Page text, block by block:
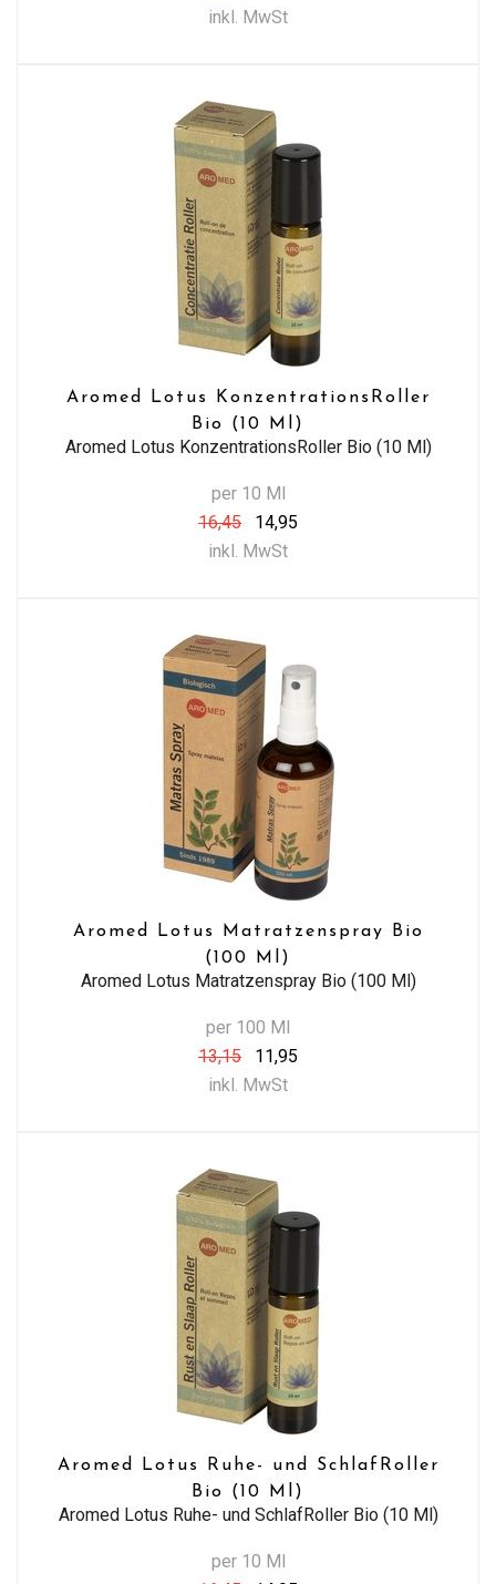
inkl. MwSt
Aromed Lotus KonzentrationsRoller
Bio (10 Ml)
Aromed Lotus KonzentrationsRoller Bio (10 Ml)
per 10 Ml
16,45
14,95
inkl. MwSt
Aromed Lotus Matratzenspray Bio
(100 Ml)
Aromed Lotus Matratzenspray Bio (100 Ml)
per 100 Ml
13,15
11,95
inkl. MwSt
Aromed Lotus Ruhe- und SchlafRoller
Bio (10 Ml)
Aromed Lotus Ruhe- und SchlafRoller Bio (10 Ml)
per 10 Ml